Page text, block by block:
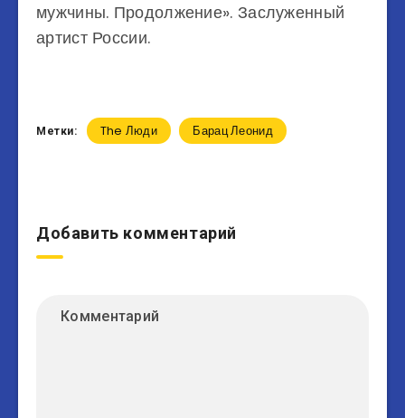
мужчины. Продолжение». Заслуженный
артист России.
Метки: The Люди Барац Леонид
Добавить комментарий